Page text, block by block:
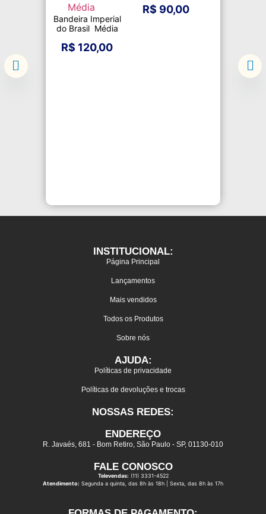
Bandeira Imperial
do Brasil Média
R$ 120,00
R$ 90,00
INSTITUCIONAL:
Página Principal
Lançamentos
Mais vendidos
Todos os Produtos
Sobre nós
AJUDA:
Políticas de privacidade
Políticas de devoluções e trocas
NOSSAS REDES:
ENDEREÇO
R. Javaés, 681 - Bom Retiro, São Paulo - SP, 01130-010
FALE CONOSCO
Televendas: (11) 3331-4522
Atendimento: Segunda a quinta, das 8h às 18h | Sexta, das 8h às 17h